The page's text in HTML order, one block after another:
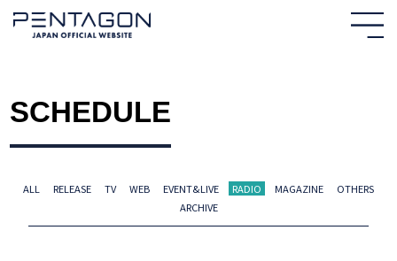
SCHEDULE
ALL RELEASE TV WEB EVENT&LIVE RADIO MAGAZINE
OTHERS
ARCHIVE